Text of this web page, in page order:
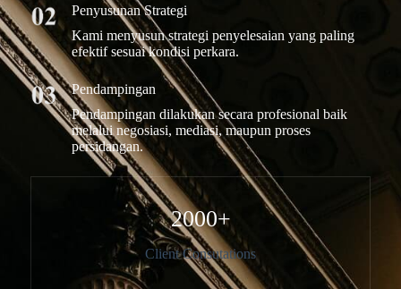
Penyusunan Strategi
Kami menyusun strategi penyelesaian yang paling
efektif sesuai kondisi perkara.
Pendampingan
Pendampingan dilakukan secara profesional baik
melalui negosiasi, mediasi, maupun proses
persidangan.
2000+​
Client Consutations​